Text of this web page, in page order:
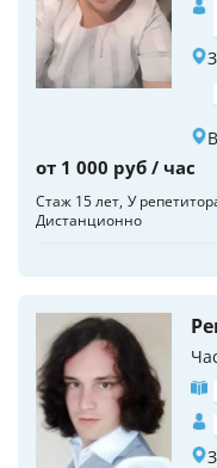
от 1 000 руб / час
Стаж 15 лет У
Дистанционно